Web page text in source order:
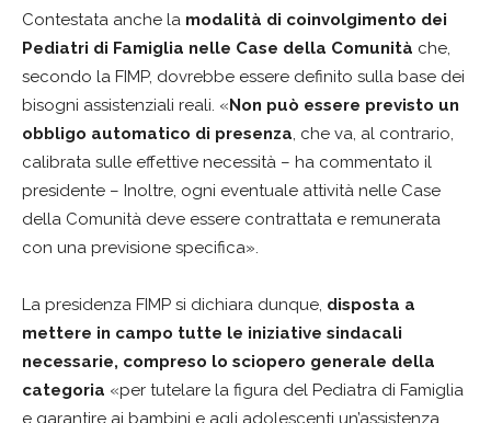
Contestata anche la modalità di coinvolgimento dei
Pediatri di Famiglia nelle Case della Comunità che,
secondo la FIMP, dovrebbe essere definito sulla base dei
bisogni assistenziali reali. «Non può essere previsto un
obbligo automatico di presenza, che va, al contrario,
calibrata sulle effettive necessità – ha commentato il
presidente – Inoltre, ogni eventuale attività nelle Case
della Comunità deve essere contrattata e remunerata
con una previsione specifica».
La presidenza FIMP si dichiara dunque, disposta a
mettere in campo tutte le iniziative sindacali
necessarie, compreso lo sciopero generale della
categoria «per tutelare la figura del Pediatra di Famiglia
e garantire ai bambini e agli adolescenti un’assistenza